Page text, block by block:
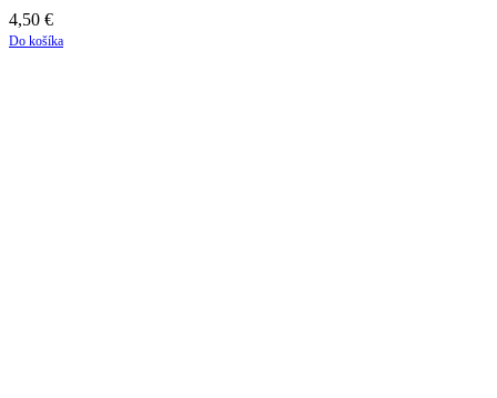
4,50 €
Do košíka